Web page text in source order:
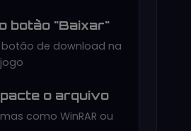
botão "Baixar"
botão de download na
o arquivo
como WinRAR ou